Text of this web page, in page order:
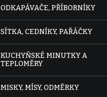
ODKAPÁVAČE, PŘÍBORNÍKY
SÍTKA, CEDNÍKY, PAŘÁČKY
KUCHYŇSKÉ MINUTKY A
TEPLOMĚRY
MISKY, MÍSY, ODMĚRKY